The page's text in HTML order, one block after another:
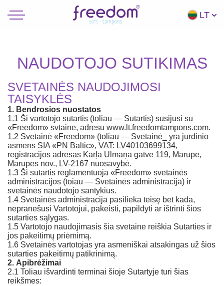
LT
NAUDOTOJO SUTIKIMAS
SVETAINĖS NAUDOJIMOSI
TAISYKLĖS
1. Bendrosios nuostatos
1.1 Ši vartotojo sutartis (toliau — Sutartis) susijusi su
«Freedom» svtaine, adresu www.lt.freedomtampons.com.
1.2 Svetainė «Freedom» (toliau — Svetainė_ yra jurdinio
asmens SIA «PN Baltic», VAT: LV40103699134,
registracijos adresas Kārļa Ulmaņa gatve 119, Mārupe,
Mārupes nov., LV-2167 nuosavybė.
1.3 Ši sutartis reglamentuoja «Freedom» svetainės
administracijos (toiau — Svetainės administracija) ir
svetainės naudotojo santykius.
1.4 Svetainės administracija pasilieka teisę bet kada,
nepranešusi Vartotojui, pakeisti, papildyti ar ištrinti šios
sutarties sąlygas.
1.5 Vartotojo naudojimasis šia svetaine reiškia Sutarties ir
jos pakeitimų priėmimą.
1.6 Svetainės vartotojas yra asmeniškai atsakingas už šios
sutarties pakeitimų patikrinimą.
2. Apibrėžimai
2.1 Toliau išvardinti terminai šioje Sutartyje turi šias
reikšmes: